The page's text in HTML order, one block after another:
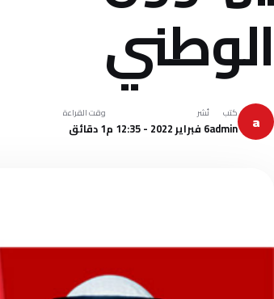
الوطني
a كتب
admin
نُشر
6 فبراير 2022 - 12:35 م
وقت القراءة
1 دقائق